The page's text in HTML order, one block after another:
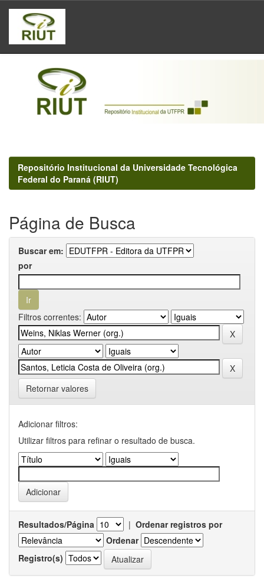
Skip
navigation
Repositório Institucional da Universidade Tecnológica
Federal do Paraná (RIUT)
Página de Busca
Buscar em:
por
Filtros correntes:
Retornar valores
Adicionar filtros:
Utilizar filtros para refinar o resultado de busca.
Resultados/Página | Ordenar registros por
Ordenar
Registro(s)